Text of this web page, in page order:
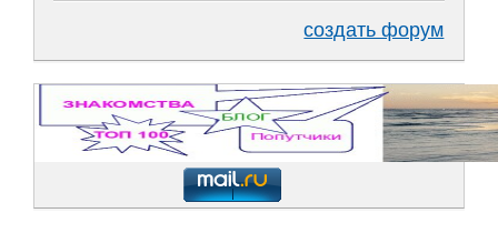
создать форум